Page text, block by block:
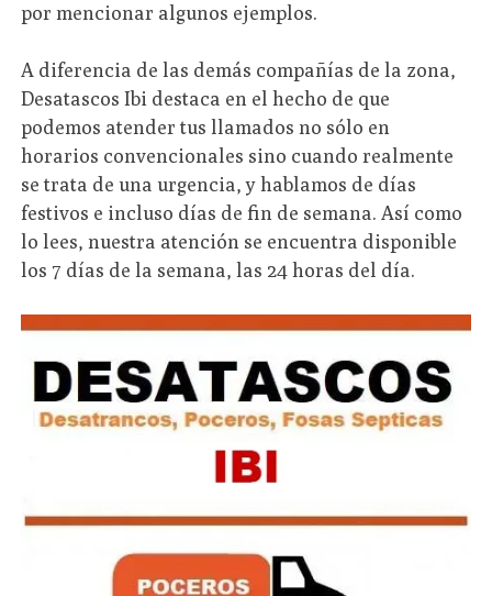
por mencionar algunos ejemplos.
A diferencia de las demás compañías de la zona,
Desatascos Ibi destaca en el hecho de que
podemos atender tus llamados no sólo en
horarios convencionales sino cuando realmente
se trata de una urgencia, y hablamos de días
festivos e incluso días de fin de semana. Así como
lo lees, nuestra atención se encuentra disponible
los 7 días de la semana, las 24 horas del día.